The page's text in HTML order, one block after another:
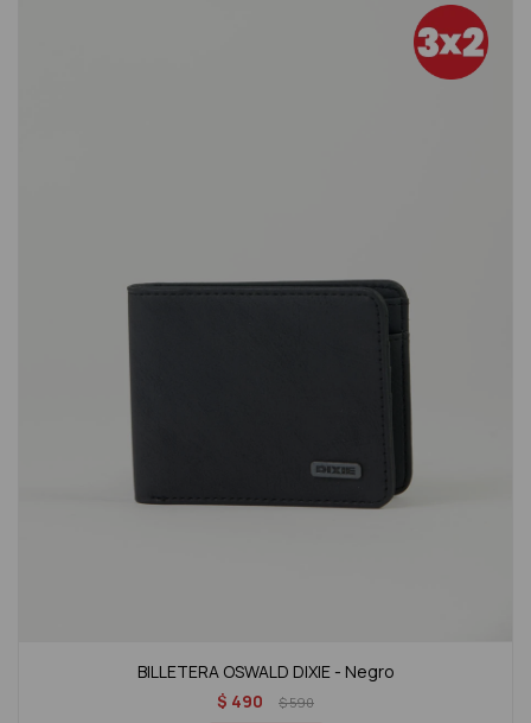
BILLETERA OSWALD DIXIE - Negro
$ 490 $590